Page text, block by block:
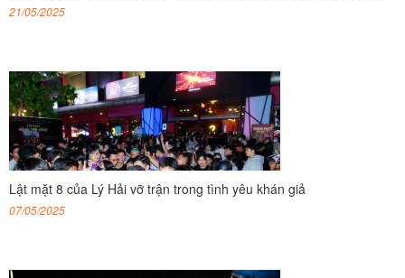
21/05/2025
Lật mặt 8 của Lý Hải vỡ trận trong tình yêu khán giả
07/05/2025